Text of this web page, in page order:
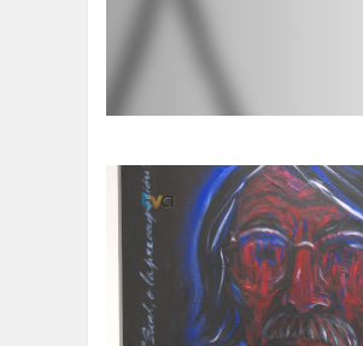
VEMOS OUVIMOS E LEMOS
(RE) PENSAMENTOS
ECOMOVE-TE